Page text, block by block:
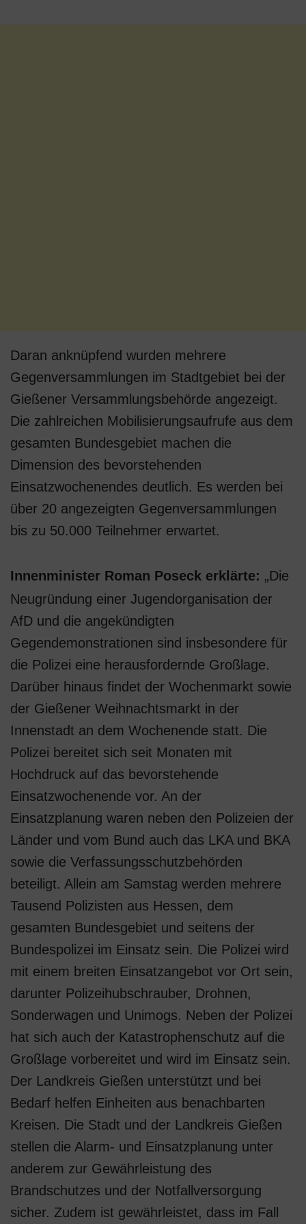
Daran anknüpfend wurden mehrere
Gegenversammlungen im Stadtgebiet bei der
Gießener Versammlungsbehörde angezeigt.
Die zahlreichen Mobilisierungsaufrufe aus dem
gesamten Bundesgebiet machen die
Dimension des bevorstehenden
Einsatzwochenendes deutlich. Es werden bei
über 20 angezeigten Gegenversammlungen
bis zu 50.000 Teilnehmer erwartet.
Innenminister Roman Poseck erklärte: „Die
Neugründung einer Jugendorganisation der
AfD und die angekündigten
Gegendemonstrationen sind insbesondere für
die Polizei eine herausfordernde Großlage.
Darüber hinaus findet der Wochenmarkt sowie
der Gießener Weihnachtsmarkt in der
Innenstadt an dem Wochenende statt. Die
Polizei bereitet sich seit Monaten mit
Hochdruck auf das bevorstehende
Einsatzwochenende vor. An der
Einsatzplanung waren neben den Polizeien der
Länder und vom Bund auch das LKA und BKA
sowie die Verfassungsschutzbehörden
beteiligt. Allein am Samstag werden mehrere
Tausend Polizisten aus Hessen, dem
gesamten Bundesgebiet und seitens der
Bundespolizei im Einsatz sein. Die Polizei wird
mit einem breiten Einsatzangebot vor Ort sein,
darunter Polizeihubschrauber, Drohnen,
Sonderwagen und Unimogs. Neben der Polizei
hat sich auch der Katastrophenschutz auf die
Großlage vorbereitet und wird im Einsatz sein.
Der Landkreis Gießen unterstützt und bei
Bedarf helfen Einheiten aus benachbarten
Kreisen. Die Stadt und der Landkreis Gießen
stellen die Alarm- und Einsatzplanung unter
anderem zur Gewährleistung des
Brandschutzes und der Notfallversorgung
sicher. Zudem ist gewährleistet, dass im Fall